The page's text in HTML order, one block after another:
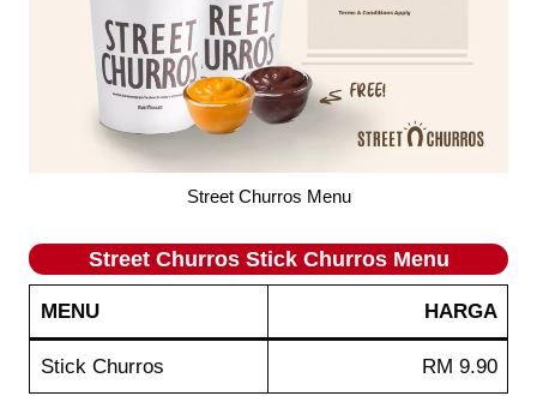
Street Churros Menu
Street Churros Stick Churros Menu
MENU HARGA
Stick Churros RM 9.90